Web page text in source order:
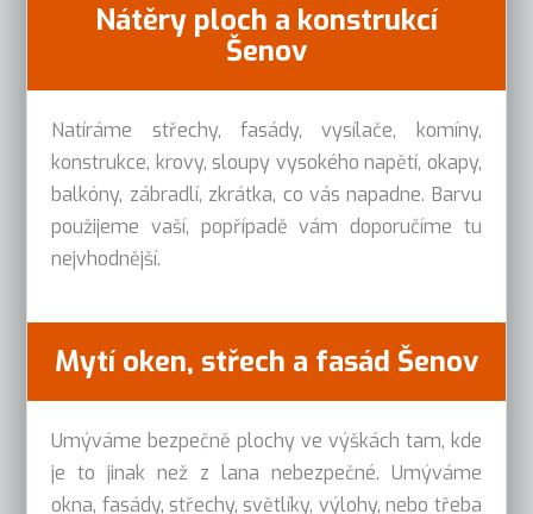
Nátěry ploch a konstrukcí
Šenov
Natíráme střechy, fasády, vysílače, komíny,
konstrukce, krovy, sloupy vysokého napětí, okapy,
balkóny, zábradlí, zkrátka, co vás napadne. Barvu
použijeme vaší, popřípadě vám doporučíme tu
nejvhodnější.
Mytí oken, střech a fasád Šenov
Umýváme bezpečně plochy ve výškách tam, kde
je to jinak než z lana nebezpečné. Umýváme
okna, fasády, střechy, světlíky, výlohy, nebo třeba